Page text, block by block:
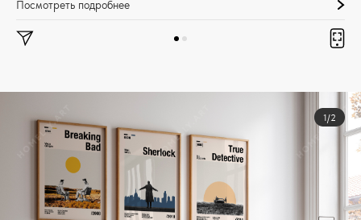
Посмотреть подробнее
1/2